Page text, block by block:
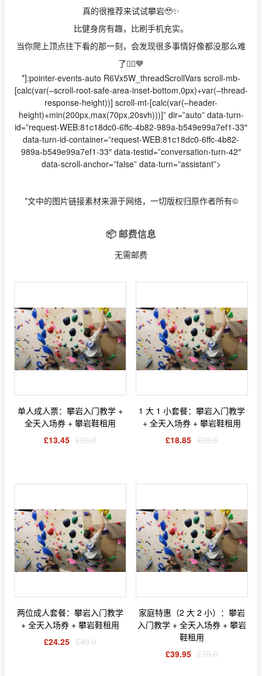
真的很推荐来试试攀岩🥹✨
比健身房有趣，比刷手机充实。
当你爬上顶点往下看的那一刻，会发现很多事情好像都没那么难
了🧗‍♀️💙
*]:pointer-events-auto R6Vx5W_threadScrollVars scroll-mb-
[calc(var(–scroll-root-safe-area-inset-bottom,0px)+var(–thread-
response-height))] scroll-mt-[calc(var(–header-
height)+min(200px,max(70px,20svh)))]” dir=”auto” data-turn-
id=”request-WEB:81c18dc0-6ffc-4b82-989a-b549e99a7ef1-33″
data-turn-id-container=”request-WEB:81c18dc0-6ffc-4b82-
989a-b549e99a7ef1-33″ data-testid=”conversation-turn-42″
data-scroll-anchor=”false” data-turn=”assistant”>
*文中的图片链接素材来源于网络，一切版权归原作者所有©
📦 邮费信息
无需邮费
单人成人票：攀岩入门教学 +
全天入场券 + 攀岩鞋租用
£13.45 £20.0
1 大 1 小套餐：攀岩入门教学
+ 全天入场券 + 攀岩鞋租用
£18.85 £29.5
两位成人套餐：攀岩入门教学
+ 全天入场券 + 攀岩鞋租用
£24.25 £40.0
家庭特惠（2 大 2 小）：攀岩
入门教学 + 全天入场券 + 攀岩
鞋租用
£39.95 £70.0